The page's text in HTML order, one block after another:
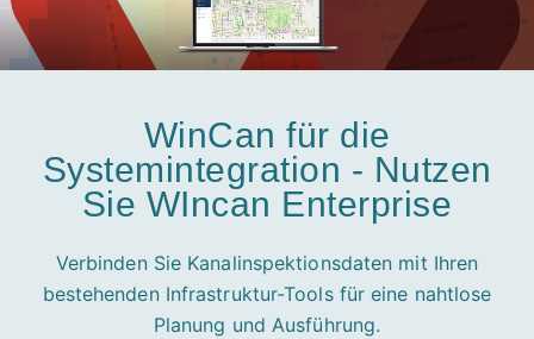
WinCan für die
Systemintegration - Nutzen
Sie WIncan Enterprise
Verbinden Sie Kanalinspektionsdaten mit Ihren
bestehenden Infrastruktur-Tools für eine nahtlose
Planung und Ausführung.